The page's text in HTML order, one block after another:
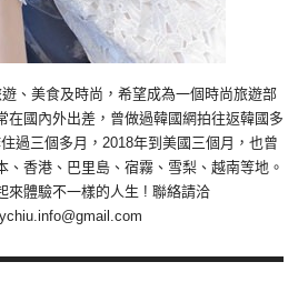
、美食及時尚，希望成為一個時尚旅遊部
在國內外出差，曾做過韓國網拍往返韓國多
過三個多月，2018年到美國三個月，也曾
、香港、巴里島、宿霧、雪梨、越南等地。
來體驗不一樣的人生 ! 聯絡請洽